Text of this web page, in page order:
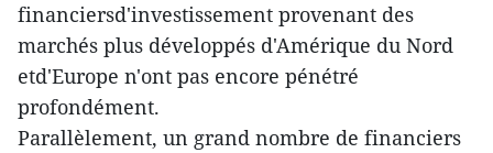
financiersd'investissement provenant des
marchés plus développés d'Amérique du Nord
etd'Europe n'ont pas encore pénétré
profondément.
Parallèlement, un grand nombre de financiers